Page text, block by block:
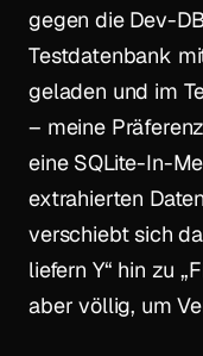
gegen die Dev-
Testdatenbank
geladen und im
– meine
eine SQLite-In-
extrahierten
verschiebt sich
liefern Y“ hin zu
aber völlig, um